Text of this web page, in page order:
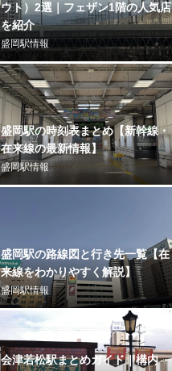
ウト）2選｜フェザン1階の人気店
を紹介
盛岡駅情報
盛岡駅の時刻表まとめ【新幹線・
在来線の最新情報】
盛岡駅情報
盛岡駅の路線図と行き先一覧【在
来線をわかりやすく解説】
盛岡駅情報
会津若松駅まとめガイド｜構内